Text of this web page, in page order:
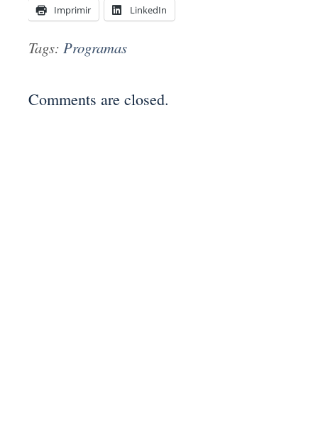
Imprimir LinkedIn
Tags: Programas
Comments are closed.